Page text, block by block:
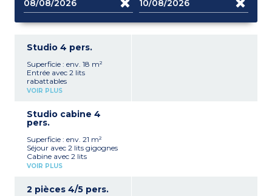
Studio 4 pers.
Superficie : env. 18 m²
Entrée avec 2 lits
rabattables
Séjour avec 2 lits gigognes
cuisson, micro-ondes,
cafetière électrique,
Salle de bain, WC
Balcon
VOIR PLUS
Studio cabine 4
pers.
Superficie : env. 21 m²
Séjour avec 2 lits gigognes
Cabine avec 2 lits
superposés ou 2 lits
Kitchenette équipée
VOIR PLUS
2 pièces 4/5 pers.